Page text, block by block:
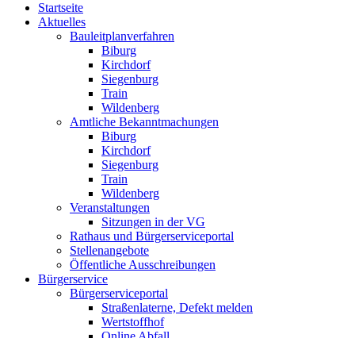
Startseite
Aktuelles
Bauleitplanverfahren
Biburg
Kirchdorf
Siegenburg
Train
Wildenberg
Amtliche Bekanntmachungen
Biburg
Kirchdorf
Siegenburg
Train
Wildenberg
Veranstaltungen
Sitzungen in der VG
Rathaus und Bürgerserviceportal
Stellenangebote
Öffentliche Ausschreibungen
Bürgerservice
Bürgerserviceportal
Straßenlaterne, Defekt melden
Wertstoffhof